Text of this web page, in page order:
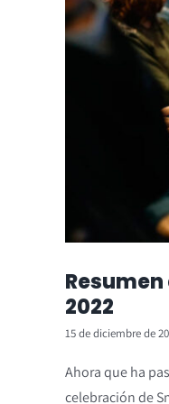
2022
15 de diciembre de
Ahora que ha
celebración de